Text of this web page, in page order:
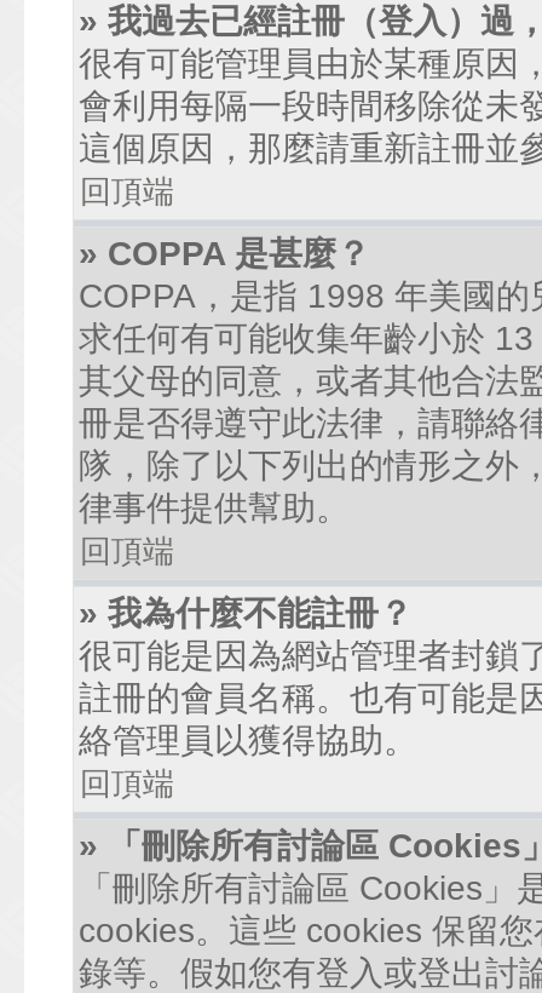
» 我過去已經註冊（登入）過
很有可能管理員由於某種原因
會利用每隔一段時間移除從未
這個原因，那麼請重新註冊並
回頂端
» COPPA 是甚麼？
COPPA，是指 1998 年美國
求任何有可能收集年齡小於
其父母的同意，或者其他合法
冊是否得遵守此法律，請聯絡
隊，除了以下列出的情形之外
律事件提供幫助。
回頂端
» 我為什麼不能註冊？
很可能是因為網站管理者封鎖
註冊的會員名稱。也有可能是
絡管理員以獲得協助。
回頂端
» 「刪除所有討論區 Cookies
「刪除所有討論區 Cookies
cookies。這些 cookies 保留
錄等。假如您有登入或登出討